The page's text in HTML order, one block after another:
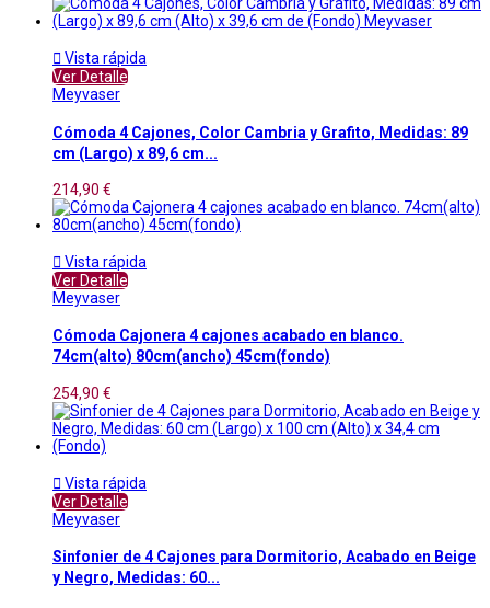
 Vista rápida
Ver Detalle
Meyvaser
Cómoda 4 Cajones, Color Cambria y Grafito, Medidas: 89
cm (Largo) x 89,6 cm...
214,90 €
 Vista rápida
Ver Detalle
Meyvaser
Cómoda Cajonera 4 cajones acabado en blanco.
74cm(alto) 80cm(ancho) 45cm(fondo)
254,90 €
 Vista rápida
Ver Detalle
Meyvaser
Sinfonier de 4 Cajones para Dormitorio, Acabado en Beige
y Negro, Medidas: 60...